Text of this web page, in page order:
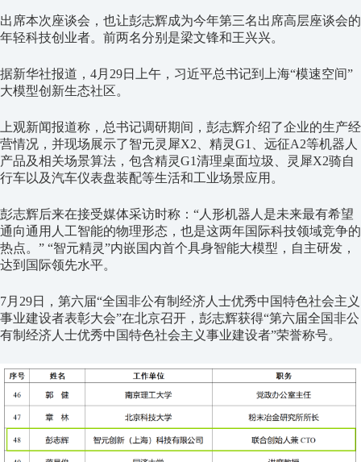
出席本次座谈会，也让彭志辉成为今年第三名出席高层座谈会的
年轻科技创业者。前两名分别是梁文锋和王兴兴。
据新华社报道， 4月 29日上午，习近平总书记到上海“模速空间”
大模型创新生态社区。
上观新闻报道称，总书记调研期间，彭志辉介绍了企业的生产经
营情况，并现场展示了智元灵犀X2 、精灵G1 、远征A2等机器人
产品及相关场景算法，包含精灵G1清理桌面垃圾、灵犀X2骑自
行车以及汽车仪表盘装配等生活和工业场景应用。
彭志辉后来在接受媒体采访时称： “ 人形机器人是未来最有希望
通向通用人工智能的物理形态，也是这两年国际科技领域竞争的
热点。 ” “智元精灵”内嵌国内首个具身智能大模型，自主研发，
达到国际领先水平。
7月 29日，第六届“全国非公有制经济人士优秀中国特色社会主义
事业建设者表彰大会”在北京召开，彭志辉获得“第六届全国非公
有制经济人士优秀中国特色社会主义事业建设者”荣誉称号。